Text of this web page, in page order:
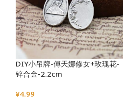
DIY小吊牌-傅天娜修女+玫瑰花-
锌合金-2.2cm
¥4.99